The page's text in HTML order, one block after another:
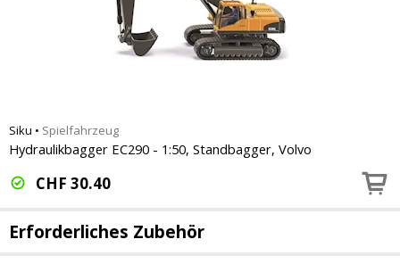
Siku • Spielfahrzeug
Hydraulikbagger EC290 - 1:50, Standbagger, Volvo
CHF 30.40
Erforderliches Zubehör